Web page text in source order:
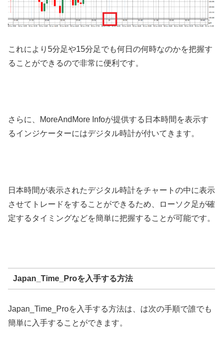
これにより 5分足や15分足でも何日の何時なのかを把握す
ることができるので非常に便利です。
さらに、 MoreAndMore Infoが提供する日本時間を表示す
るインジケーターにはデジタル時計が付いてきます。
日本時間が表示されたデジタル時計をチャートの中に表示
させてトレードをすることができるため、ローソク足が確
定するタイミングなどを簡単に把握することが可能です。
Japan_Time_Proを入手する方法
Japan_Time_Proを入手する方法は、 は次の手順で誰でも
簡単に入手することができます。